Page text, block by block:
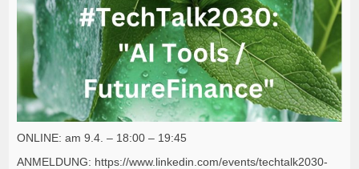
ONLINE: am 9.4. – 18:00 – 19:45
ANMELDUNG: https://www.linkedin.com/events/techtalk2030-